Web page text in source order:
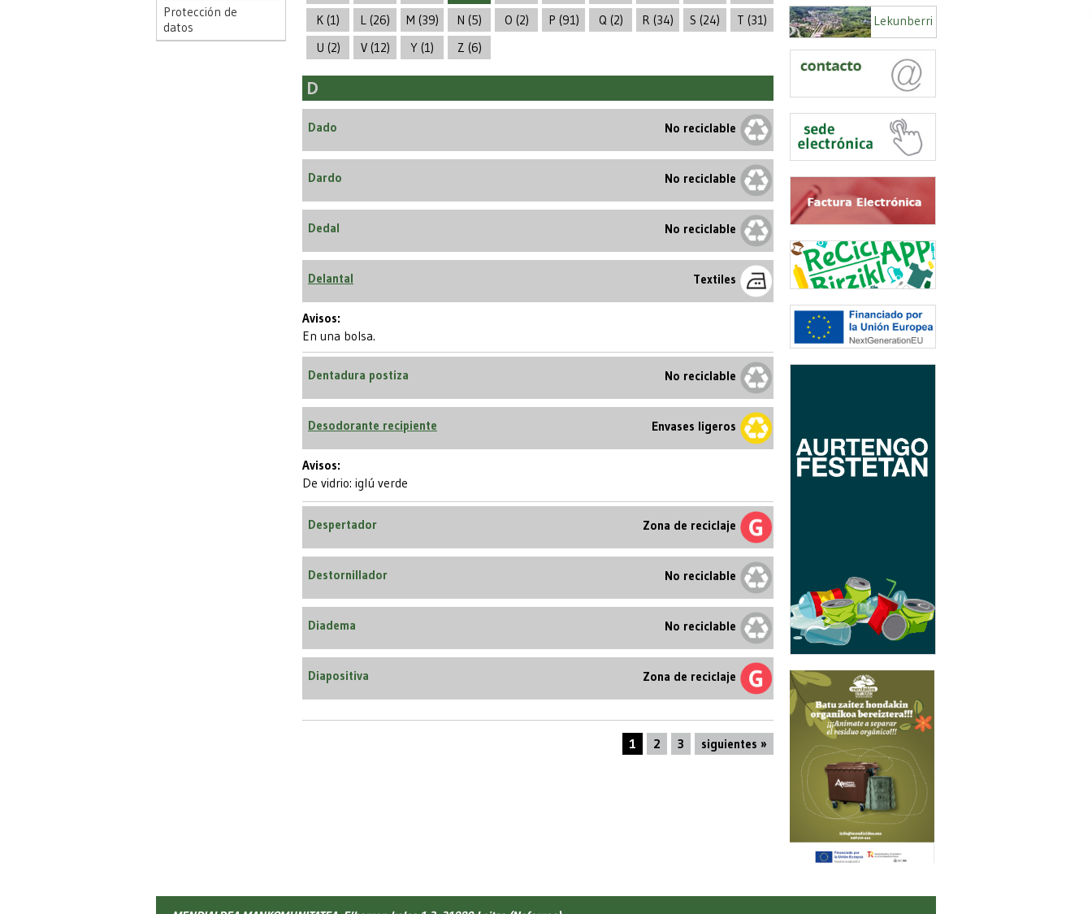
Protección de
datos
K (1)
L (26) M (39) N (5) O (2) P (91) Q (2) R (34) S (24)
T (31)
U (2)
V (12) Y (1) Z (6)
D
Dado No reciclable
Dardo No reciclable
Dedal No reciclable
Delantal Textiles
Avisos:
En una bolsa.
Dentadura postiza No reciclable
Desodorante recipiente Envases ligeros
Avisos:
De vidrio: iglú verde
Despertador Zona de reciclaje
Destornillador No reciclable
Diadema No reciclable
Diapositiva Zona de reciclaje
siguientes »
3
2
1
Lekunberri